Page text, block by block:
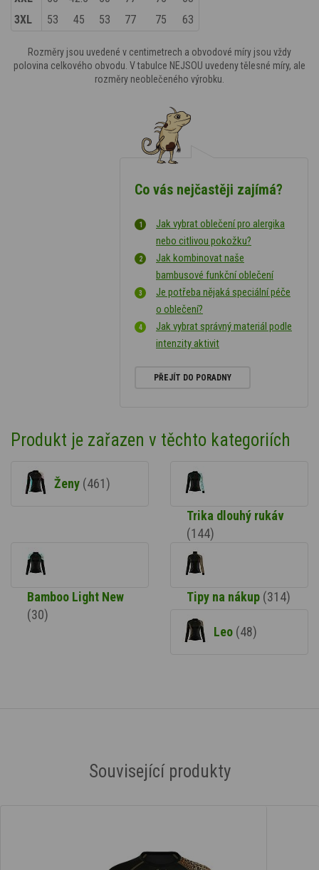
3XL
53 45 53 77 75 63
Rozměry jsou uvedené v centimetrech a obvodové míry jsou vždy
polovina celkového obvodu. V tabulce NEJSOU uvedeny tělesné míry, ale
rozměry neoblečeného výrobku.
Co vás nejčastěji zajímá?
Jak vybrat oblečení pro alergika
nebo citlivou pokožku?
Jak kombinovat naše
bambusové funkční oblečení
Je potřeba nějaká speciální péče
o oblečení?
Jak vybrat správný materiál podle
intenzity aktivit
PŘEJÍT DO PORADNY
Produkt je zařazen v těchto kategoriích
Ženy (461)
Trika dlouhý rukáv
(144)
Bamboo Light New
(30)
Tipy na nákup (314)
Leo (48)
Související produkty